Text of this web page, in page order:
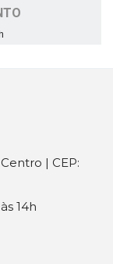
| CEP:
14h